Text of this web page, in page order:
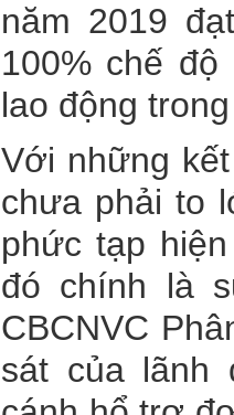
năm 2019
100% chế độ
lao động
Với những
chưa phải to
phức tạp
đó chính là
CBCNVC
sát của lãnh